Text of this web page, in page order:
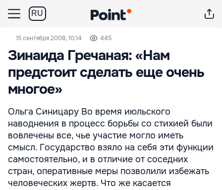
RU
15 сентября 2008, 10:14 445
Зинаида Гречаная: «Нам
предстоит сделать еще очень
многое»
Ольга Синицару Во время июльского
наводнения в процесс борьбы со стихией были
вовлечены все, чье участие могло иметь
смысл. Государство взяло на себя эти функции
самостоятельно, и в отличие от соседних
стран, оперативные меры позволили избежать
человеческих жертв. Что же касается